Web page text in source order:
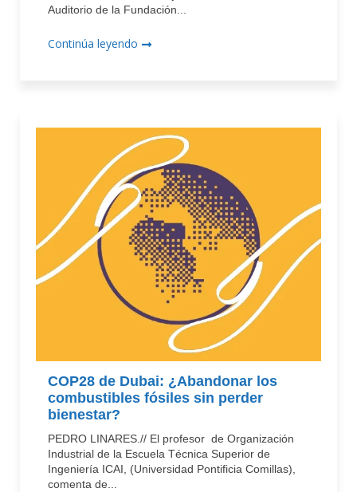
Auditorio de la Fundación...
Continúa leyendo
COP28 de Dubai: ¿Abandonar los
combustibles fósiles sin perder
bienestar?
PEDRO LINARES.// El profesor de Organización
Industrial de la Escuela Técnica Superior de
Ingeniería ICAI, (Universidad Pontificia Comillas),
comenta de...